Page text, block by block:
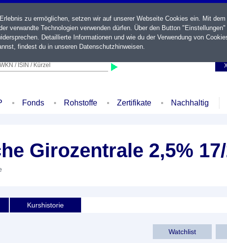
/ ISIN / Kürzel
Fonds Rohstoffe Zertifikate Nachhaltig
Girozentrale 2,5%
Kurshistorie
Watchlist
zu ermöglichen, setzen wir auf unserer Webseite Cookies ein. Mit
verwandte Technologien verwenden dürfen. Über den Button
Detaillierte Informationen und wie du der Verwendung von
findest du in unseren Datenschutzhinweisen.